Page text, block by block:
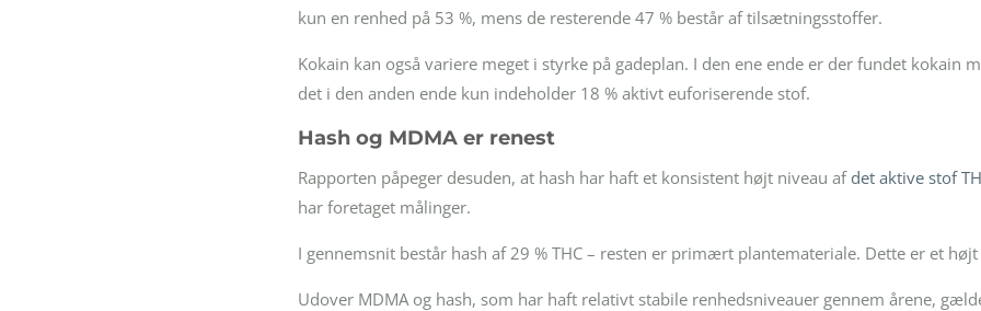
kun en renhed på 53 %, mens de resterende 47 % består af tilsætningsstoffer.
Kokain kan også variere meget i styrke på gadeplan. I den ene ende er der fundet kokain
det i den anden ende kun indeholder 18 % aktivt euforiserende stof.
Hash og MDMA er renest
Rapporten påpeger desuden, at hash har haft et konsistent højt niveau af det aktive stof
har foretaget målinger.
I gennemsnit består hash af 29 % THC – resten er primært plantemateriale. Dette er et
Udover MDMA og hash, som har haft relativt stabile renhedsniveauer gennem årene,